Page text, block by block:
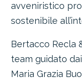
avveniristico
sostenibile
Bertacco Recla
team guidato
Maria Grazia